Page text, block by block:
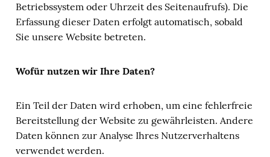
Betriebssystem oder Uhrzeit des Seitenaufrufs). Die
Erfassung dieser Daten erfolgt automatisch, sobald
Sie unsere Website betreten.
Wofür nutzen wir Ihre Daten?
Ein Teil der Daten wird erhoben, um eine fehlerfreie
Bereitstellung der Website zu gewährleisten. Andere
Daten können zur Analyse Ihres Nutzerverhaltens
verwendet werden.